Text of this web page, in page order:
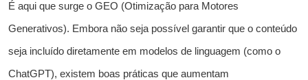
É aqui que surge o GEO (Otimização para Motores
Generativos). Embora não seja possível garantir que o conteúdo
seja incluído diretamente em modelos de linguagem (como o
ChatGPT), existem boas práticas que aumentam